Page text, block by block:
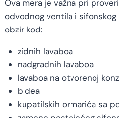
Ova mera je važna pri
odvodnog ventila i sifonskog
obzir kod:
zidnih lavaboa
nadgradnih lavaboa
lavaboa na otvorenoj
bidea
kupatilskih ormarića sa